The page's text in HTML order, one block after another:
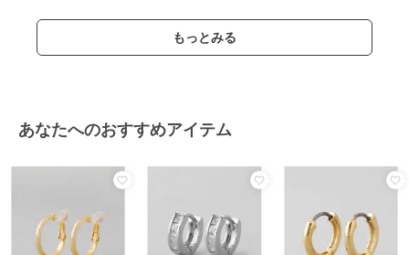
6,600
もっとみる
あなたへのおすすめアイテム